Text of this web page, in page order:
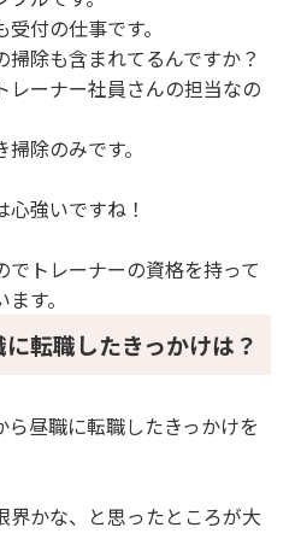
付の仕事です。
除も含まれてるんですか？
レーナー社員さんの担当なの
除のみです。
強いですね！
トレーナーの資格を持って
す。
転職したきっかけは？
昼職に転職したきっかけを
界かな、と思ったところが大